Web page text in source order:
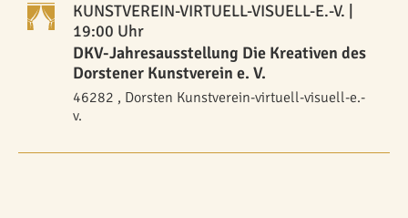
KUNSTVEREIN-VIRTUELL-VISUELL-E.-V.
19:00 Uhr
DKV-Jahresausstellung Die Kreativen des
Dorstener Kunstverein e. V.
46282 , Dorsten Kunstverein-virtuell-visuell-e.-
v.